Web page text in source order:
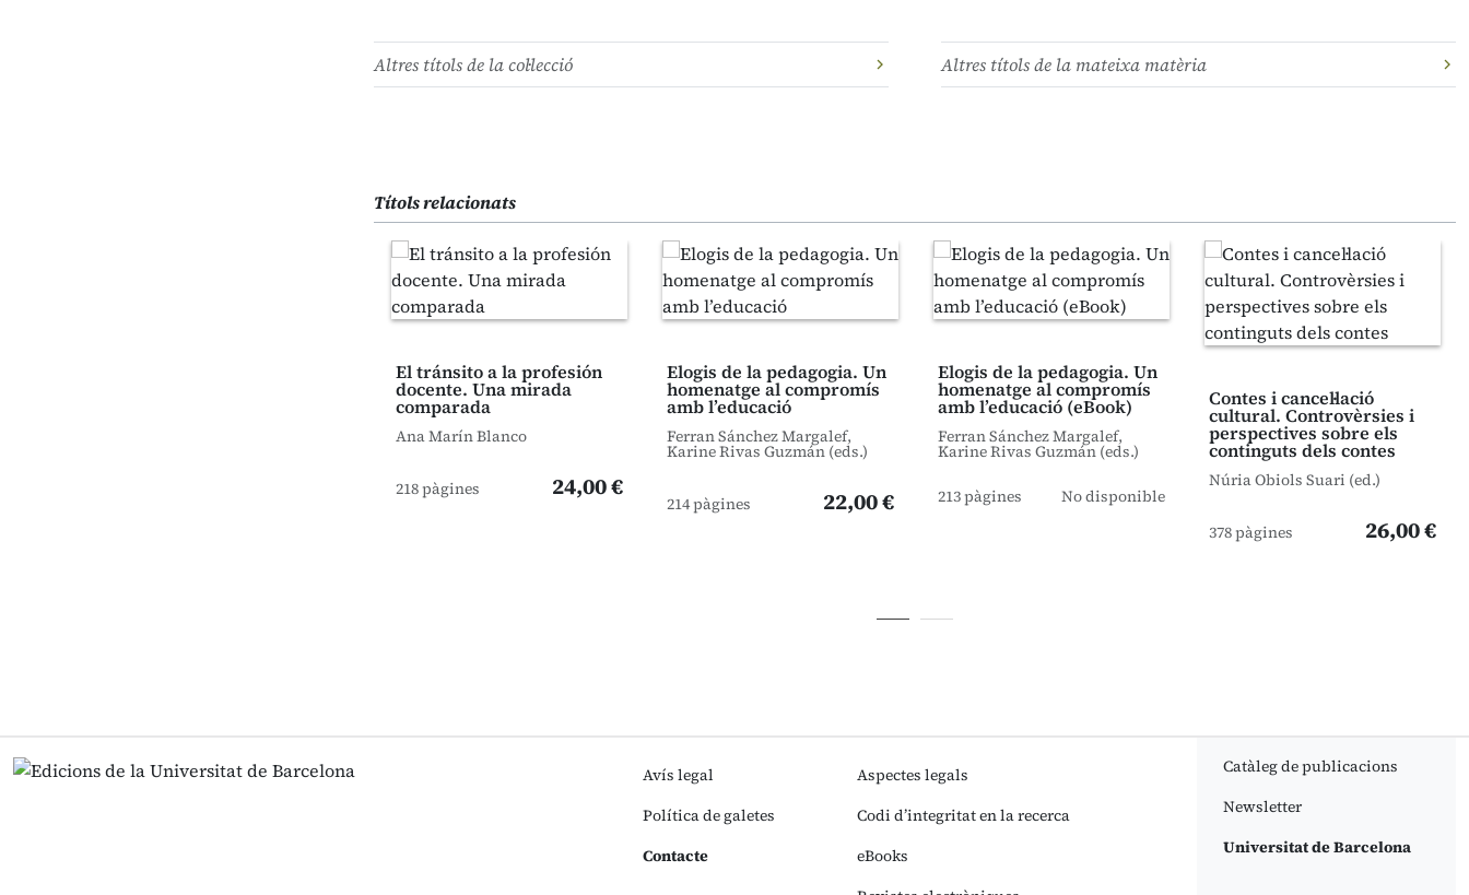
Altres títols de la col·lecció Altres títols de la mateixa matèria
Títols relacionats
El tránsito a la profesión
docente. Una mirada
comparada
Ana Marín Blanco
218 pàgines 24,00 €
Elogis de la pedagogia. Un
homenatge al compromís
amb l’educació
Ferran Sánchez Margalef,
Karine Rivas Guzmán (eds.)
214 pàgines 22,00 €
Elogis de la pedagogia. Un
homenatge al compromís
amb l’educació (eBook)
Ferran Sánchez Margalef,
Karine Rivas Guzmán (eds.)
213 pàgines No disponible
Contes i cancel·lació
cultural. Controvèrsies i
perspectives sobre els
continguts dels contes
Núria Obiols Suari (ed.)
378 pàgines 26,00 €
Avís legal
Política de galetes
Contacte
Aspectes legals
Codi d’integritat en la recerca
eBooks
Catàleg de publicacions
Newsletter
Universitat de Barcelona